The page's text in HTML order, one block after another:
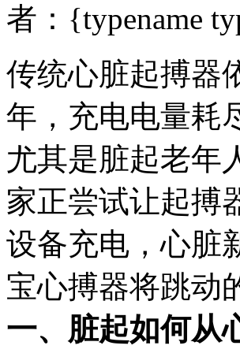
者：{typename
传统心脏起搏器
年，充电电量耗
尤其是脏起老年
家正尝试让起
设备充电，心脏
宝心搏器将跳动
一、脏起如何从